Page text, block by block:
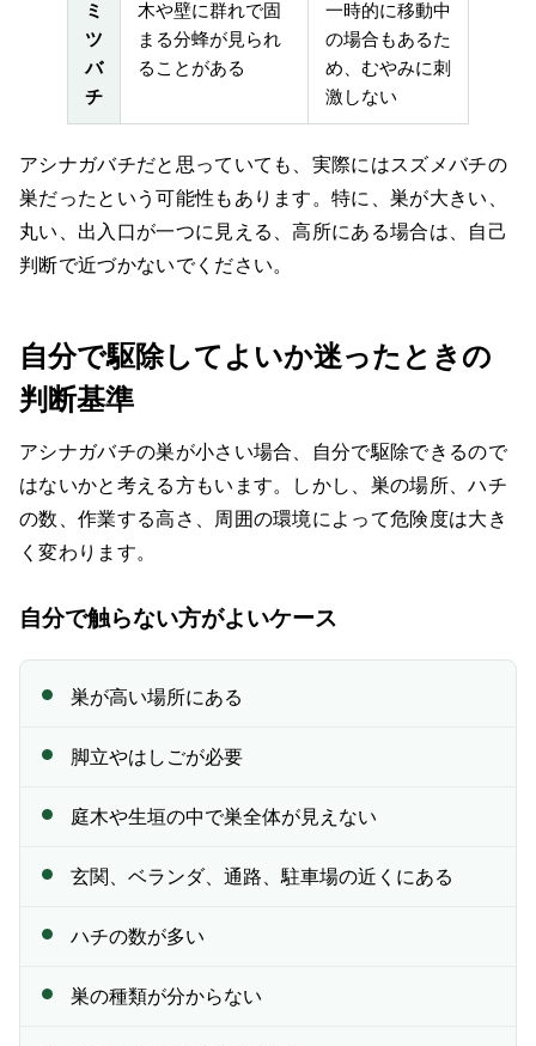
ミ
ツ
バ
チ
木や壁に群れで固
まる分蜂が見られ
ることがある
一時的に移動中
の場合もあるた
め、むやみに刺
激しない
アシナガバチだと思っていても、実際にはスズメバチの
巣だったという可能性もあります。特に、巣が大きい、
丸い、出入口が一つに見える、高所にある場合は、自己
判断で近づかないでください。
自分で駆除してよいか迷ったときの
判断基準
アシナガバチの巣が小さい場合、自分で駆除できるので
はないかと考える方もいます。しかし、巣の場所、ハチ
の数、作業する高さ、周囲の環境によって危険度は大き
く変わります。
自分で触らない方がよいケース
巣が高い場所にある
脚立やはしごが必要
庭木や生垣の中で巣全体が見えない
玄関、ベランダ、通路、駐車場の近くにある
ハチの数が多い
巣の種類が分からない